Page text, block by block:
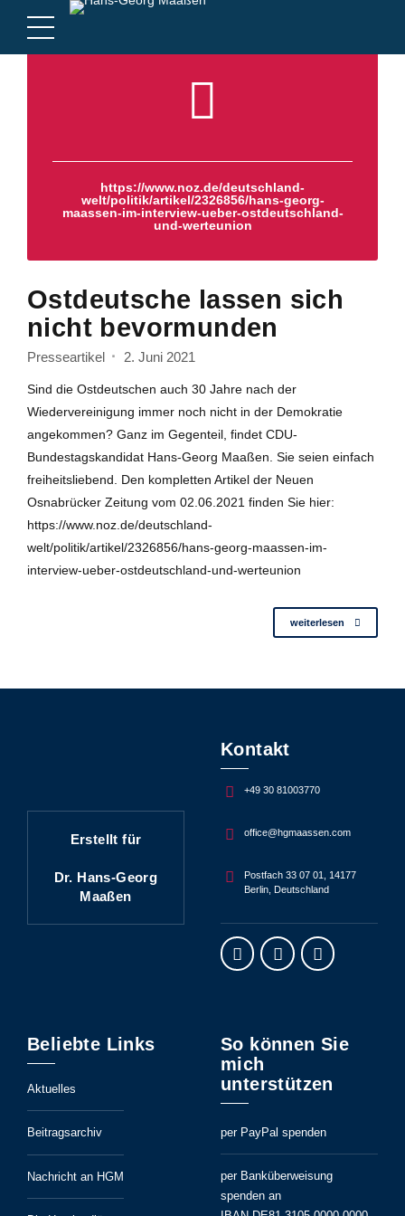
https://www.noz.de/deutschland-
welt/politik/artikel/2326856/hans-georg-
maassen-im-interview-ueber-ostdeutschland-
und-werteunion
Ostdeutsche lassen sich
nicht bevormunden
Presseartikel 2. Juni 2021
Sind die Ostdeutschen auch 30 Jahre nach der
Wiedervereinigung immer noch nicht in der Demokratie
angekommen? Ganz im Gegenteil, findet CDU-
Bundestagskandidat Hans-Georg Maaßen. Sie seien einfach
freiheitsliebend. Den kompletten Artikel der Neuen
Osnabrücker Zeitung vom 02.06.2021 finden Sie hier:
https://www.noz.de/deutschland-
welt/politik/artikel/2326856/hans-georg-maassen-im-
interview-ueber-ostdeutschland-und-werteunion
weiterlesen
Erstellt für
Dr. Hans-Georg
Maaßen
Kontakt
+49 30 81003770
office@hgmaassen.com
Postfach 33 07 01, 14177
Berlin, Deutschland
Beliebte Links
Aktuelles
Beitragsarchiv
Nachricht an HGM
So können Sie
mich
unterstützen
per PayPal spenden
per Banküberweisung
spenden an